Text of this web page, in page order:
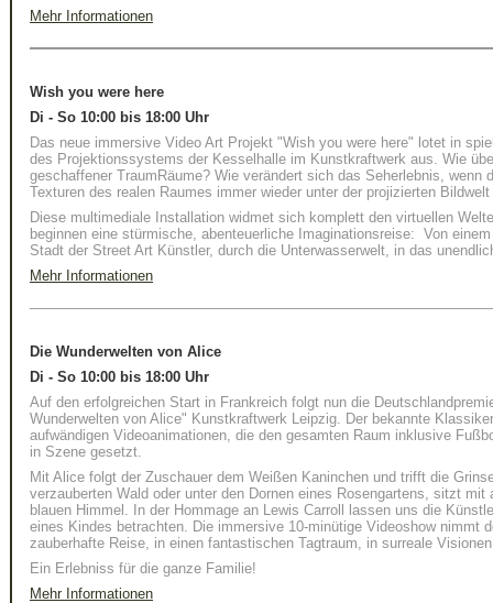
Mehr Informationen
Wish you were here
Di - So 10:00 bis 18:00 Uhr
Das neue immersive Video Art Projekt "Wish you were here" lotet in
des Projektionssystems der Kesselhalle im Kunstkraftwerk aus. Wie
geschaffener TraumRäume? Wie verändert sich das Seherlebnis, wenn
Texturen des realen Raumes immer wieder unter der projizierten
Diese multimediale Installation widmet sich komplett den virtuellen
beginnen eine stürmische, abenteuerliche Imaginationsreise: Von
Stadt der Street Art Künstler, durch die Unterwasserwelt, in das
Mehr Informationen
Die Wunderwelten von Alice
Di - So 10:00 bis 18:00 Uhr
Auf den erfolgreichen Start in Frankreich folgt nun die
Wunderwelten von Alice" Kunstkraftwerk Leipzig. Der bekannte
aufwändigen Videoanimationen, die den gesamten Raum inklusive
in Szene gesetzt.
Mit Alice folgt der Zuschauer dem Weißen Kaninchen und trifft die
verzauberten Wald oder unter den Dornen eines Rosengartens, sitzt mit
blauen Himmel. In der Hommage an Lewis Carroll lassen uns die
eines Kindes betrachten. Die immersive 10-minütige Videoshow nimmt
zauberhafte Reise, in einen fantastischen Tagtraum, in surreale
Ein Erlebniss für die ganze Familie!
Mehr Informationen